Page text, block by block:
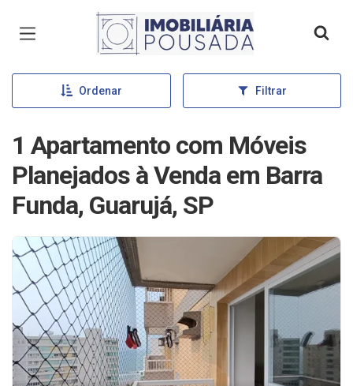
Página inicial
Ordenar Filtrar
1 Apartamento com Móveis
Planejados à Venda em Barra
Funda, Guarujá, SP